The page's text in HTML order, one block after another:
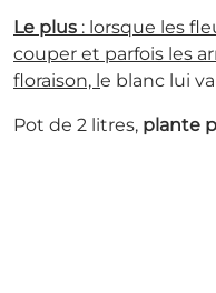
Le plus : lorsque les
couper et parfois les
floraison, le blanc lui
Pot de 2 litres, plante